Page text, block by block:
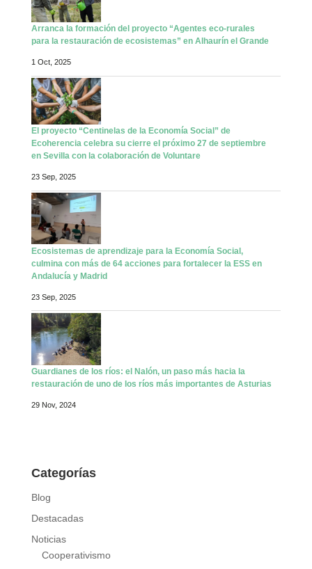
Arranca la formación del proyecto “Agentes eco-rurales
para la restauración de ecosistemas” en Alhaurín el Grande
1 Oct, 2025
El proyecto “Centinelas de la Economía Social” de
Ecoherencia celebra su cierre el próximo 27 de septiembre
en Sevilla con la colaboración de Voluntare
23 Sep, 2025
Ecosistemas de aprendizaje para la Economía Social,
culmina con más de 64 acciones para fortalecer la ESS en
Andalucía y Madrid
23 Sep, 2025
Guardianes de los ríos: el Nalón, un paso más hacia la
restauración de uno de los ríos más importantes de Asturias
29 Nov, 2024
Categorías
Blog
Destacadas
Noticias
Cooperativismo